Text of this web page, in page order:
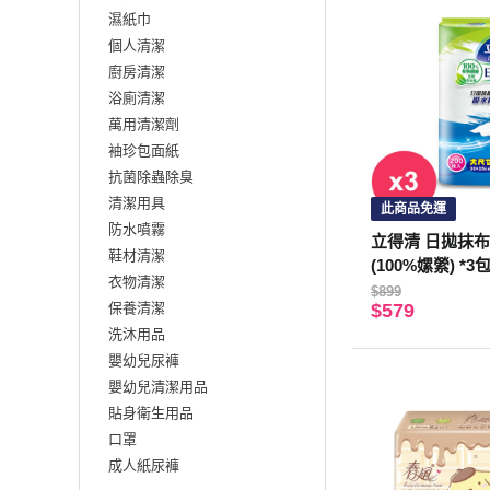
濕紙巾
個人清潔
廚房清潔
浴廁清潔
萬用清潔劑
袖珍包面紙
抗菌除蟲除臭
清潔用具
防水噴霧
鞋材清潔
衣物清潔
保養清潔
洗沐用品
嬰幼兒尿褲
嬰幼兒清潔用品
貼身衛生用品
口罩
成人紙尿褲
此商品免運
立得清 日拋抹
(100%嫘縈) *3包
$899
$579